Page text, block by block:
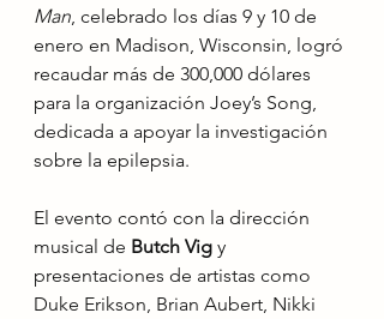
Man, celebrado los días 9 y 10 de
enero en Madison, Wisconsin, logró
recaudar más de 300,000 dólares
para la organización Joey’s Song,
dedicada a apoyar la investigación
sobre la epilepsia.
El evento contó con la dirección
musical de Butch Vig y
presentaciones de artistas como
Duke Erikson, Brian Aubert, Nikki